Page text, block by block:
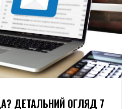
ДЕТАЛЬНИЙ ОГЛЯД 7